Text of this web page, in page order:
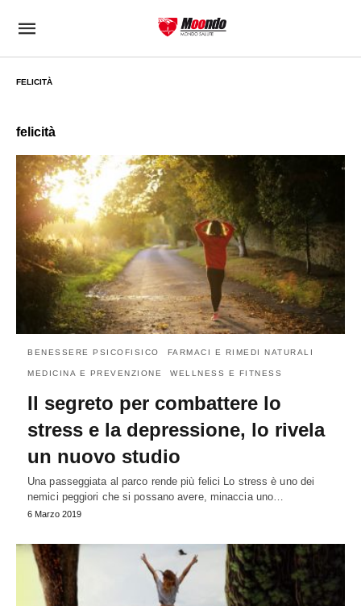
FELICITÀ
felicità
BENESSERE PSICOFISICO FARMACI E RIMEDI NATURALI
MEDICINA E PREVENZIONE WELLNESS E FITNESS
Il segreto per combattere lo
stress e la depressione, lo rivela
un nuovo studio
Una passeggiata al parco rende più felici Lo stress è uno dei
nemici peggiori che si possano avere, minaccia uno…
6 Marzo 2019